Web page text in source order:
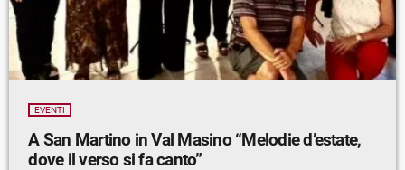
EVENTI
A San Martino in Val Masino “Melodie d’estate,
dove il verso si fa canto”